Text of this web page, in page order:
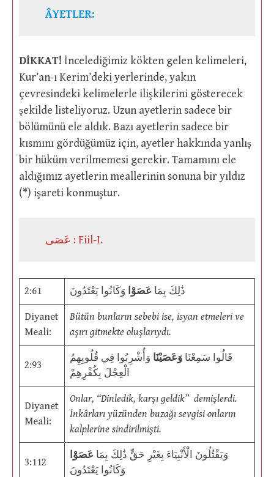
ÂYETLER:
DİKKAT! İncelediğimiz kökten gelen kelimeleri,
Kur’an-ı Kerim’deki yerlerinde, yakın
çevresindeki kelimelerle ilişkilerini gösterecek
şekilde listeliyoruz. Uzun ayetlerin sadece bir
bölümünü ele aldık. Bazı ayetlerin sadece bir
kısmını gördüğümüz için, ayetler hakkında yanlış
bir hüküm verilmemesi gerekir. Tamamını ele
aldığımız ayetlerin meallerinin sonuna bir yıldız
(*) işareti konmuştur.
عَصَى : Fiil-I.
2:61 ذَٰلِكَ بِمَا عَصَوْا وَكَانُوا يَعْتَدُونَ
Diyanet
Meali:
Bütün bunların sebebi ise, isyan etmeleri ve
aşırı gitmekte oluşlarıydı.
2:93
قَالُوا سَمِعْنَا وَعَصَيْنَا وَأُشْرِبُوا فِي قُلُوبِهِمُ
الْعِجْلَ بِكُفْرِهِمْ
Diyanet
Meali:
Onlar, “Dinledik, karşı geldik” demişlerdi.
İnkârları yüzünden buzağı sevgisi onların
kalplerine sindirilmişti.
3:112
وَيَقْتُلُونَ الْأَنْبِيَاءَ بِغَيْرِ حَقٍّ ذَٰلِكَ بِمَا عَصَوْا
وَكَانُوا يَعْتَدُونَ